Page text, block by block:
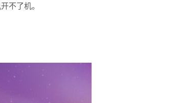
不了机。